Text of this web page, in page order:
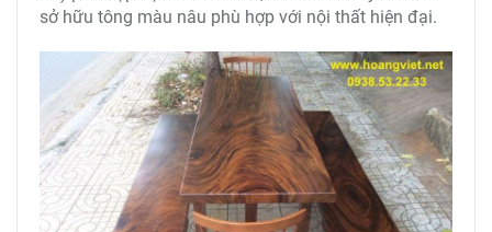
sở hữu tông màu nâu phù hợp với nội thất hiện đại.